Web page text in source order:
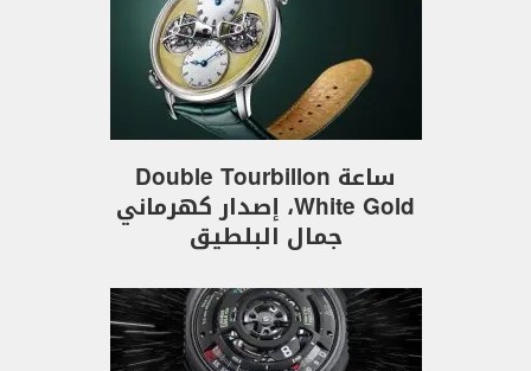
ساعة Double Tourbillon
White Gold، إصدار كهرماني
جمال البلطيق